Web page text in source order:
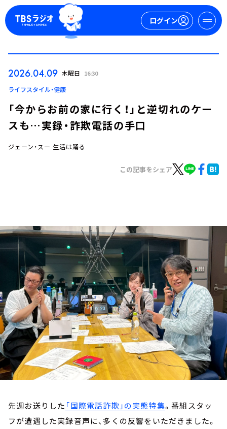
ログイン
ログイン
お知らせ
イベント・グッズ
YouTube
会社情報
2026.04.09 木曜日 16:30
ライフスタイル・健康
「今からお前の家に行く！」と逆切れのケー
スも…実録・詐欺電話の手口
ジェーン・スー 生活は踊る
この記事をシェア
先週お送りした 「国際電話詐欺」の実態特集。番組スタッ
フが遭遇した実録音声に、多くの反響をいただきました。